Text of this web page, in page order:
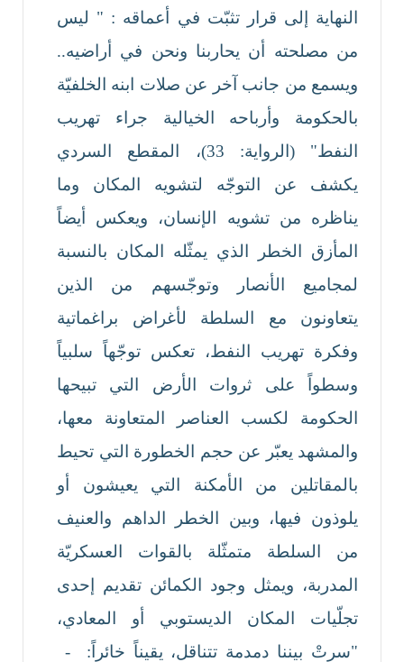
النهاية إلى قرار تثبّت في أعماقه : " ليس
من مصلحته أن يحاربنا ونحن في أراضيه..
ويسمع من جانب آخر عن صلات ابنه الخلفيّة
بالحكومة وأرباحه الخيالية جراء تهريب
النفط" (الرواية: 33)، المقطع السردي
يكشف عن التوجّه لتشويه المكان وما
يناظره من تشويه الإنسان، ويعكس أيضاً
المأزق الخطر الذي يمثّله المكان بالنسبة
لمجاميع الأنصار وتوجّسهم من الذين
يتعاونون مع السلطة لأغراض براغماتية
وفكرة تهريب النفط، تعكس توجّهاً سلبياً
وسطواً على ثروات الأرض التي تبيحها
الحكومة لكسب العناصر المتعاونة معها،
والمشهد يعبّر عن حجم الخطورة التي تحيط
بالمقاتلين من الأمكنة التي يعيشون أو
يلوذون فيها، وبين الخطر الداهم والعنيف
من السلطة متمثّلة بالقوات العسكريّة
المدربة، ويمثل وجود الكمائن تقديم إحدى
تجلّيات المكان الديستوبي أو المعادي،
"سرتْ بيننا دمدمة تتناقل، يقيناً خائراً: -